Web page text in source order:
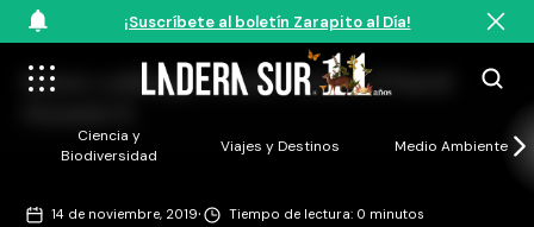
¡Suscríbete al boletín Zarapito al Día!
Ciencia y
Biodiversidad
Viajes y Destinos Medio Ambiente
Raton colilarga, roedor nativo ©Yamil
14 de noviembre, 2019· Tiempo de lectura: 0 minutos